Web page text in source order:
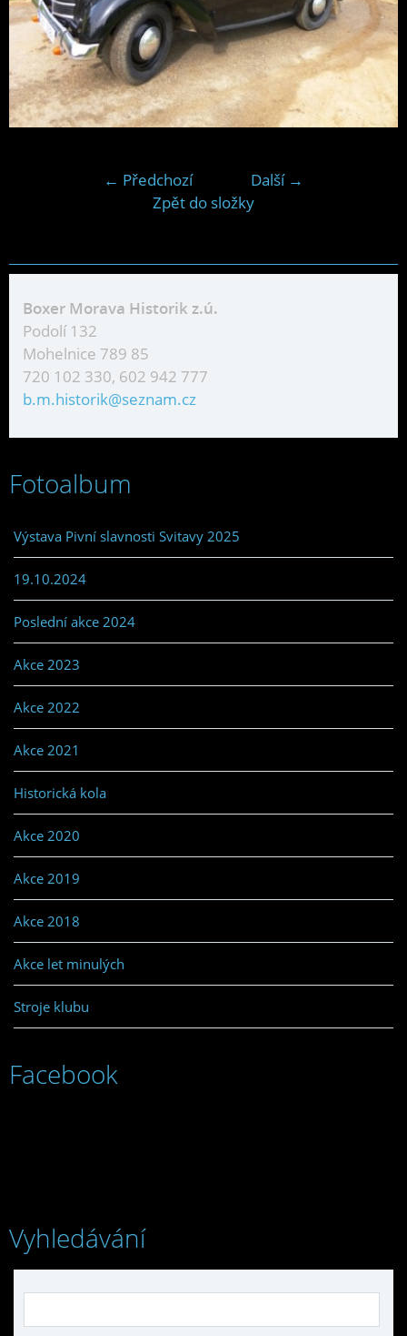
← Předchozí
Další →
Zpět do složky
Boxer Morava Historik z.ú.
Podolí 132
Mohelnice 789 85
720 102 330, 602 942 777
b.m.historik@seznam.cz
Fotoalbum
Výstava Pivní slavnosti Svitavy 2025
19.10.2024
Poslední akce 2024
Akce 2023
Akce 2022
Akce 2021
Historická kola
Akce 2020
Akce 2019
Akce 2018
Akce let minulých
Stroje klubu
Facebook
Vyhledávání